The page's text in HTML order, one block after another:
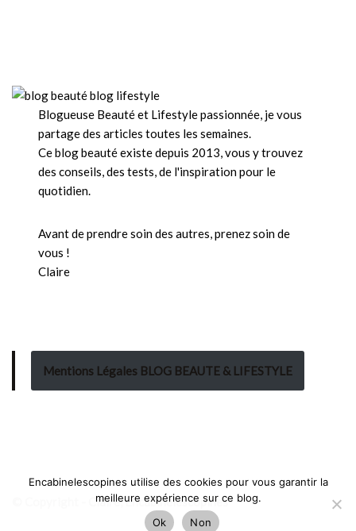
Blogueuse Beauté et Lifestyle passionnée, je vous
partage des articles toutes les semaines.
Ce blog beauté existe depuis 2013, vous y trouvez
des conseils, des tests, de l'inspiration pour le
quotidien.
Avant de prendre soin des autres, prenez soin de
vous !
Claire
Mentions Légales BLOG BEAUTE & LIFESTYLE
© Copyright - Claire, Encabinelescopines
Encabinelescopines utilise des cookies pour vous garantir la
meilleure expérience sur ce blog.
Ok
Non